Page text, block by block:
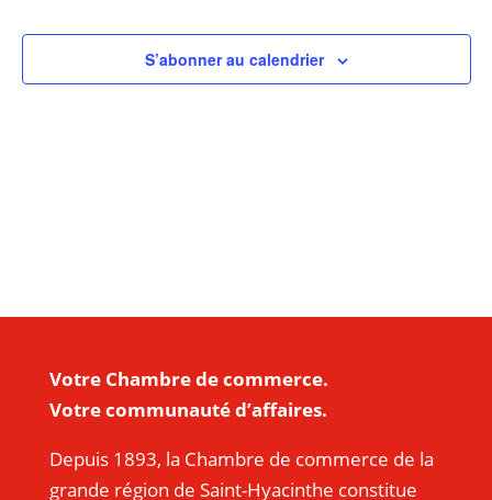
S’abonner au calendrier
Votre Chambre de commerce.
Votre communauté d’affaires.
Depuis 1893, la Chambre de commerce de la
grande région de Saint-Hyacinthe constitue